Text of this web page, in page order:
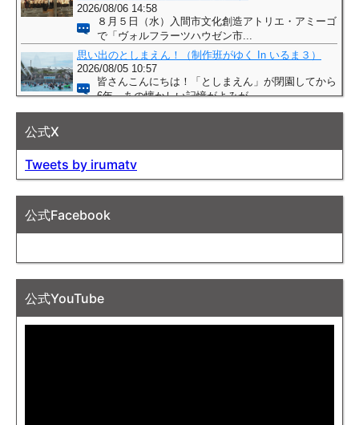
公式X
Tweets by irumatv
公式Facebook
公式YouTube